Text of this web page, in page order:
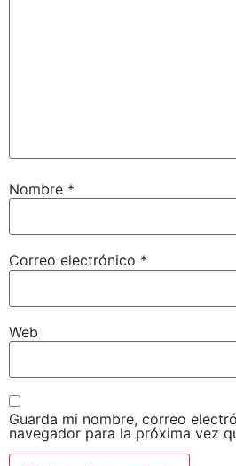
Nombre *
Correo electrónico *
Web
Guarda mi nombre, correo
navegador para la próxima vez